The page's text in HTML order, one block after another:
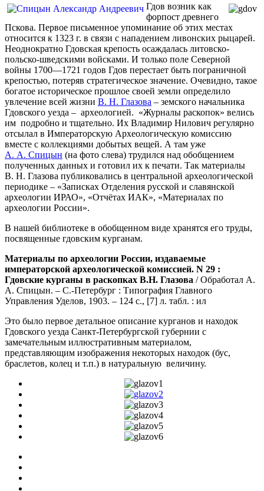
Гдов возник как
форпост древнего
Пскова. Первое письменное упоминание об этих местах
относится к 1323 г. в связи с нападением ливонских рыцарей.
Неоднократно Гдовская крепость осаждалась литовско-
польско-шведскими войсками. И только поле Северной
войны 1700—1721 годов Гдов перестает быть пограничной
крепостью, потеряв стратегическое значение. Очевидно, такое
богатое историческое прошлое своей земли определило
увлечение всей жизни В. Н. Глазова – земского начальника
Гдовского уезда – археологией. «Журналы раскопок» велись
им подробно и тщательно. Их Владимир Нилович регулярно
отсылал в Императорскую Археологическую комиссию
вместе с коллекциями добытых вещей. А там уже
А. А. Спицын (на фото слева) трудился над обобщением
полученных данных и готовил их к печати. Так материалы
В. Н. Глазова публиковались в центральной археологической
периодике – «Записках Отделения русской и славянской
археологии ИРАО», «Отчётах ИАК», «Материалах по
археологии России».
В нашей библиотеке в обобщенном виде хранятся его труды,
посвященные гдовским курганам.
Материалы по археологии России, издаваемые
императорской археологической комиссией. N 29 :
Гдовские курганы в раскопках В.Н. Глазова / Обработал А.
А. Спицын. – С.-Петербург : Типография Главного
Управления Уделов, 1903. – 124 с., [7] л. табл. : ил
Это было первое детальное описание курганов и находок
Гдовского уезда Санкт-Петербургской губернии с
замечательным иллюстративным материалом,
представляющим изображения некоторых находок (бус,
браслетов, колец и т.п.) в натуральную величину.